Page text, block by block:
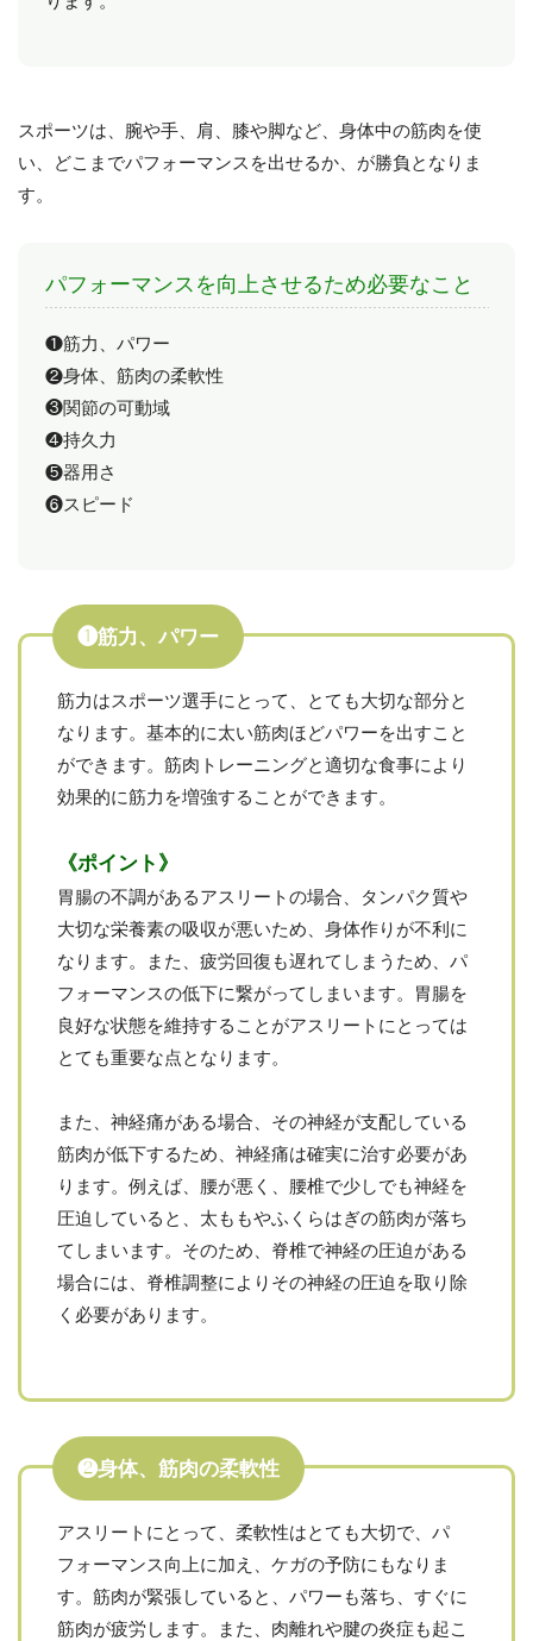
スポーツは、腕や手、肩、膝や脚など、身体中の筋肉を使
い、どこまでパフォーマンスを出せるか、が勝負となりま
す。
パフォーマンスを向上させるため必要なこと
❶筋力、パワー
❷身体、筋肉の柔軟性
❸関節の可動域
❹持久力
❺器用さ
❻スピード
❶筋力、パワー
筋力はスポーツ選手にとって、とても大切な部分と
なります。基本的に太い筋肉ほどパワーを出すこと
ができます。筋肉トレーニングと適切な食事により
効果的に筋力を増強することができます。
《ポイント》
胃腸の不調があるアスリートの場合、タンパク質や
大切な栄養素の吸収が悪いため、身体作りが不利に
なります。また、疲労回復も遅れてしまうため、パ
フォーマンスの低下に繋がってしまいます。胃腸を
良好な状態を維持することがアスリートにとっては
とても重要な点となります。
また、神経痛がある場合、その神経が支配している
筋肉が低下するため、神経痛は確実に治す必要があ
ります。例えば、腰が悪く、腰椎で少しでも神経を
圧迫していると、太ももやふくらはぎの筋肉が落ち
てしまいます。そのため、脊椎で神経の圧迫がある
場合には、脊椎調整によりその神経の圧迫を取り除
く必要があります。
❷身体、筋肉の柔軟性
アスリートにとって、柔軟性はとても大切で、パ
フォーマンス向上に加え、ケガの予防にもなりま
す。筋肉が緊張していると、パワーも落ち、すぐに
筋肉が疲労します。また、肉離れや腱の炎症も起こ